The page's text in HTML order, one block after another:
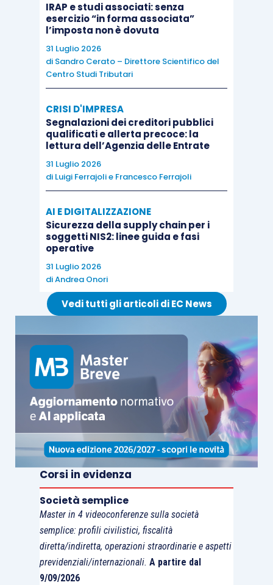
IRAP e studi associati: senza
esercizio “in forma associata”
l’imposta non è dovuta
31 Luglio 2026
di Sandro Cerato – Direttore Scientifico del
Centro Studi Tributari
CRISI D'IMPRESA
Segnalazioni dei creditori pubblici
qualificati e allerta precoce: la
lettura dell’Agenzia delle Entrate
31 Luglio 2026
di Luigi Ferrajolie Francesco Ferrajoli
AI E DIGITALIZZAZIONE
Sicurezza della supply chain per i
soggetti NIS2: linee guida e fasi
operative
31 Luglio 2026
diAndrea Onori
Vedi tutti gli articoli di EC News
Corsi in evidenza
Società semplice
Master in 4 videoconferenze sulla società
semplice: profili civilistici, fiscalità
diretta/indiretta, operazioni straordinarie e aspetti
previdenziali/internazionali. A partire dal
9/09/2026